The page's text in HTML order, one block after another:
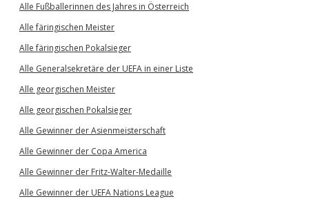
Alle Fußballerinnen des Jahres in Österreich
Alle färingischen Meister
Alle färingischen Pokalsieger
Alle Generalsekretäre der UEFA in einer Liste
Alle georgischen Meister
Alle georgischen Pokalsieger
Alle Gewinner der Asienmeisterschaft
Alle Gewinner der Copa America
Alle Gewinner der Fritz-Walter-Medaille
Alle Gewinner der UEFA Nations League